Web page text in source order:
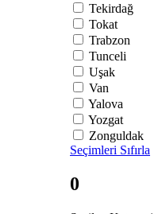
Tekirdağ
Tokat
Trabzon
Tunceli
Uşak
Van
Yalova
Yozgat
Zonguldak
Seçimleri Sıfırla
0